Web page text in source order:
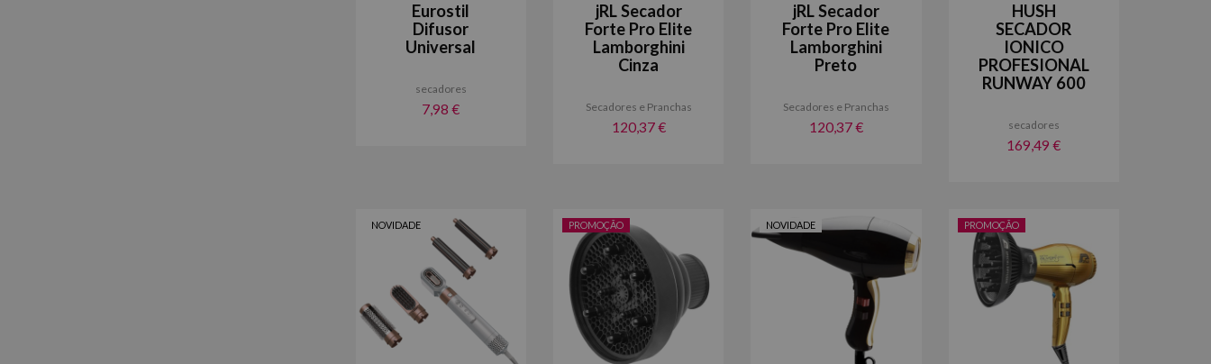
Eurostil
Difusor
Universal
secadores
7,98 €
jRL Secador
Forte Pro Elite
Lamborghini
Cinza
Secadores e Pranchas
120,37 €
jRL Secador
Forte Pro Elite
Lamborghini
Preto
Secadores e Pranchas
120,37 €
HUSH
SECADOR
IONICO
PROFESIONAL
RUNWAY 600
secadores
169,49 €
NOVIDADE PROMOÇÃO NOVIDADE PROMOÇÃO